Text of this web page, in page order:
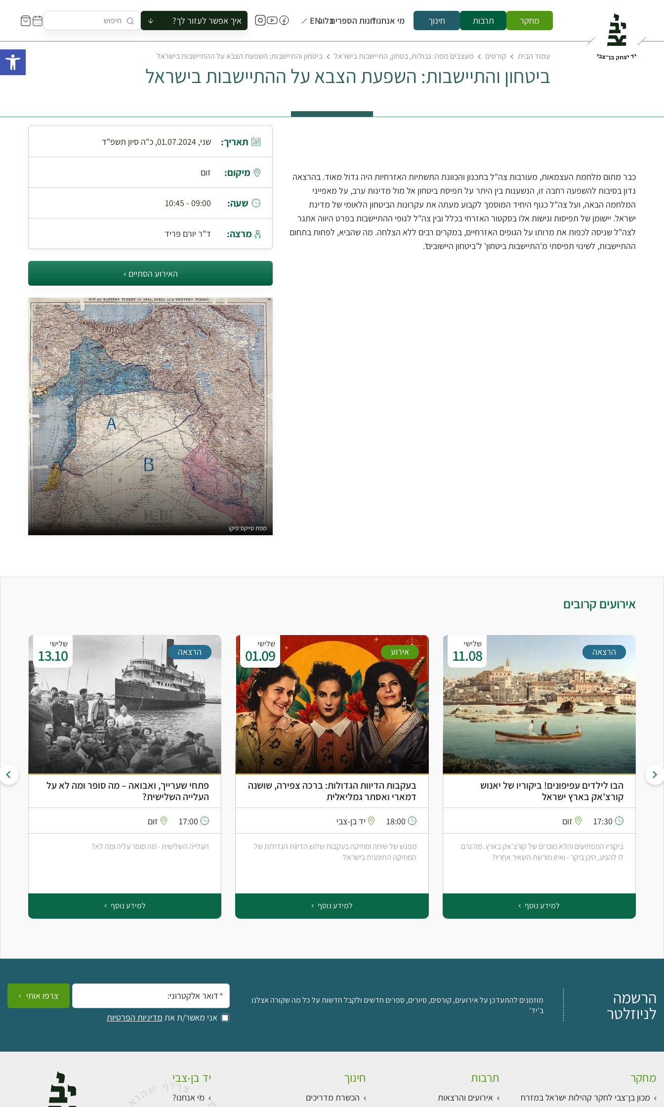
מחקר תרבות חינוך מי אנחנו?חנות הספריםבלוגEN איך אפשר לעזור לך?
להזמין סיור לקבוצה
להירשם לסיור
להירשם לקורס
לקנות ספר
לתאם ביקור בצריף
עמוד הבית קורסים מעצבים מפה: גבולות, בטחון, התיישבות בישראל ביטחון והתיישבות: השפעת הצבא על ההתיישבות בישראל
ביטחון והתיישבות: השפעת הצבא על ההתיישבות בישראל
כבר מתום מלחמת העצמאות, מעורבות צה"ל בתכנון והכוונת התשתיות האזרחיות היה גדול מאוד. בהרצאה
נדון בסיבות להשפעה רחבה זו, הנשענות בין היתר על תפיסת ביטחון אל מול מדינות ערב, על מאפייני
המלחמה הבאה, ועל צה"ל כגוף היחיד המוסמך לקבוע מעתה את עקרונות הביטחון הלאומי של מדינת
ישראל. יישומן של תפיסות וגישות אלו בסקטור האזרחי בכלל ובין צה"ל לגופי ההתיישבות בפרט היווה אתגר
לצה"ל שניסה לכפות את מרותו על הגופים האזרחיים, במקרים רבים ללא הצלחה. מה שהביא, לפחות בתחום
ההתיישבות, לשינוי תפיסתי מ'התיישבות ביטחון' ל'ביטחון היישובים'.
תאריך: שני, 01.07.2024, כ"ה סיון תשפ"ד
מיקום: זום
שעה: 09:00 - 10:45
מרצה: ד"ר יורם פריד
האירוע הסתיים
מפת סייקס־פיקו
אירועים קרובים
שלישי
11.08 הרצאה
הבו לילדים עפיפונים! ביקוריו של יאנוש
קורצ'אק בארץ ישראל
17:30 זום
ביקוריו המפתיעים והלא מוכרים של קורצ'אק בארץ. מה גרם
לו להגיע, היכן ביקר - ואיזו מורשת השאיר אחריו?
למידע נוסף
שלישי
01.09 אירוע
בעקבות הדיוות הגדולות: ברכה צפירה, שושנה
דמארי ואסתר גמליאלית
יד בן-צבי
מפגש של שיחה ומוזיקה בעקבות שלוש הדיוות הגדולות של
המוזיקה התימנית בישראל
למידע נוסף
שלישי
13.10 הרצאה
פתחי שערייך, ואבואה – מה סופר ומה לא על
העלייה השלישית?
17:00 זום
העלייה השלישית - מה סופר עליה ומה לא?
למידע נוסף
הרשמה
לניוזלטר
מוזמנים להתעדכן על אירועים, קורסים, סיורים, ספרים חדשים ולקבל חדשות על כל מה שקורה אצלנו
ב'יד'
אימייל:
אני מאשר/ת את מדיניות הפרטיות
צרפו אותי
מחקר
מכון בן־צבי לחקר קהילות ישראל במזרח
תרבות
אירועים והרצאות
חינוך
הכשרת מדריכים
יד בן-צבי
מי אנחנו?